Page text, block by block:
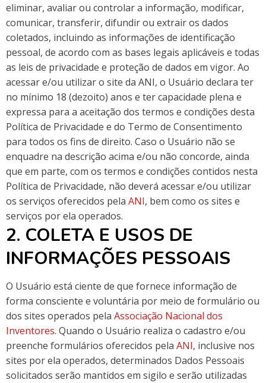
eliminar, avaliar ou controlar a informação, modificar,
comunicar, transferir, difundir ou extrair os dados
coletados, incluindo as informações de identificação
pessoal, de acordo com as bases legais aplicáveis e todas
as leis de privacidade e proteção de dados em vigor. Ao
acessar e/ou utilizar o site da ANI, o Usuário declara ter
no mínimo 18 (dezoito) anos e ter capacidade plena e
expressa para a aceitação dos termos e condições desta
Política de Privacidade e do Termo de Consentimento
para todos os fins de direito. Caso o Usuário não se
enquadre na descrição acima e/ou não concorde, ainda
que em parte, com os termos e condições contidos nesta
Política de Privacidade, não deverá acessar e/ou utilizar
os serviços oferecidos pela ANI, bem como os sites e
serviços por ela operados.
2. COLETA E USOS DE
INFORMAÇÕES PESSOAIS
O Usuário está ciente de que fornece informação de
forma consciente e voluntária por meio de formulário ou
dos sites operados pela Associação Nacional dos
Inventores. Quando o Usuário realiza o cadastro e/ou
preenche formulários oferecidos pela ANI, inclusive nos
sites por ela operados, determinados Dados Pessoais
solicitados serão mantidos em sigilo e serão utilizadas